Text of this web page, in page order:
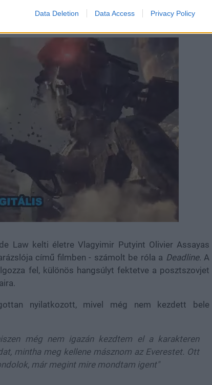
Data Deletion Data Access Privacy Policy
elmesélni a film.
Law kelti életre Vlagyimir Putyint Olivier Assayas
című filmben - számolt be róla a Deadline. A
fel, különös hangsúlyt fektetve a posztszovjet
nyilatkozott, mivel még nem kezdett bele
még nem igazán kezdtem el a karakteren
mintha meg kellene másznom az Everestet. Ott
már megint mire mondtam igent"